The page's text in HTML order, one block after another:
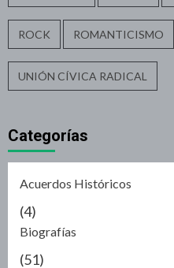
ROCK ROMANTICISMO
UNIÓN CÍVICA RADICAL
Categorías
Acuerdos Históricos
(4)
Biografías
(51)